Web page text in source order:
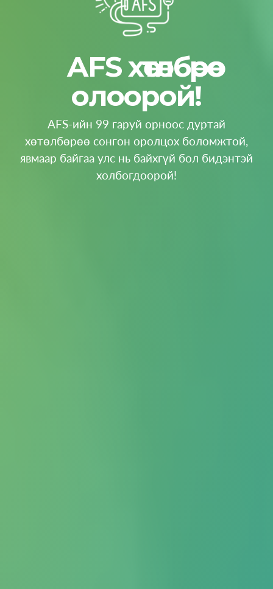
AFS хөтөлбөрөө
олоорой!
AFS-ийн 99 гаруй орноос дуртай
хөтөлбөрөө сонгон оролцох боломжтой,
явмаар байгаа улс нь байхгүй бол бидэнтэй
холбогдоорой!